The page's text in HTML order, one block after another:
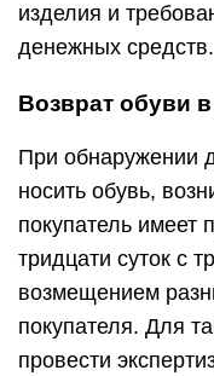
изделия и
денежных средств.
Возврат обуви
При обнаружении
носить обувь,
покупатель имеет
тридцати суток с
возмещением
покупателя. Для
провести